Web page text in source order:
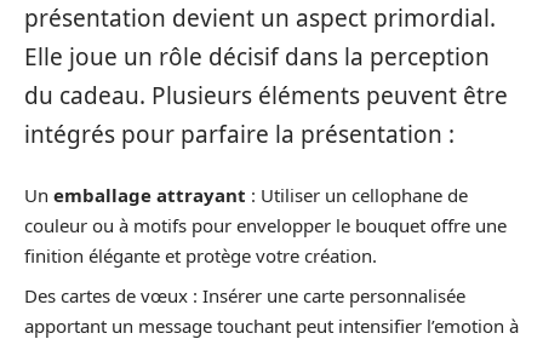
présentation devient un aspect primordial.
Elle joue un rôle décisif dans la perception
du cadeau. Plusieurs éléments peuvent être
intégrés pour parfaire la présentation :
Un emballage attrayant : Utiliser un cellophane de
couleur ou à motifs pour envelopper le bouquet offre une
finition élégante et protège votre création.
Des cartes de vœux : Insérer une carte personnalisée
apportant un message touchant peut intensifier l’emotion à